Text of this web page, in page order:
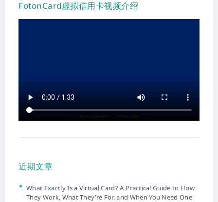
FotonCard虚拟信用卡视频介绍
近期文章
What Exactly Is a Virtual Card? A Practical Guide to How
They Work, What They’re For, and When You Need One